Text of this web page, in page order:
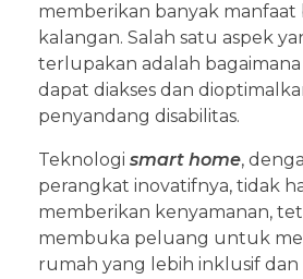
memberikan banyak manfaat
kalangan. Salah satu aspek
terlupakan adalah
dapat diakses dan
penyandang disabilitas.
Teknologi smart home,
perangkat inovatifnya, tidak
memberikan kenyamanan,
membuka peluang untuk
rumah yang lebih inklusif dan